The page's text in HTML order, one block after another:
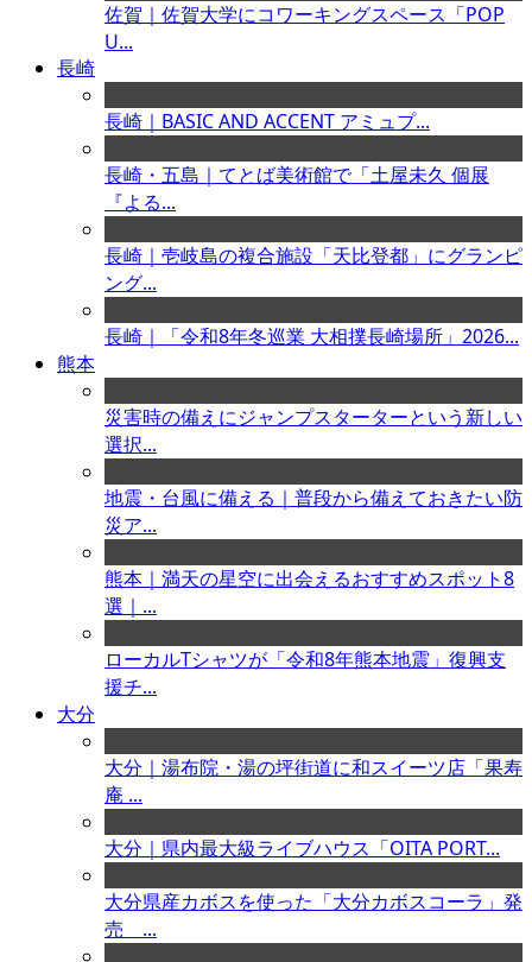
佐賀｜佐賀大学にコワーキングスペース「POP
U...
長崎
長崎｜BASIC AND ACCENT アミュプ...
長崎・五島｜てとば美術館で「土屋未久 個展
『よる...
長崎｜壱岐島の複合施設「天比登都」にグランピ
ング...
長崎｜「令和8年冬巡業 大相撲長崎場所」2026...
熊本
災害時の備えにジャンプスターターという新しい
選択...
地震・台風に備える｜普段から備えておきたい防
災ア...
熊本｜満天の星空に出会えるおすすめスポット8
選｜...
ローカルTシャツが「令和8年熊本地震」復興支
援チ...
大分
大分｜湯布院・湯の坪街道に和スイーツ店「果寿
庵 ...
大分｜県内最大級ライブハウス「OITA PORT...
大分県産カボスを使った「大分カボスコーラ」発
売 ...